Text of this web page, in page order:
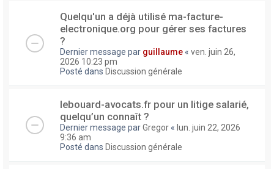
Quelqu'un a déjà utilisé ma-facture-
electronique.org pour gérer ses factures
?
Dernier message par guillaume « ven. juin 26,
2026 10:23 pm
Posté dans Discussion générale
lebouard-avocats.fr pour un litige salarié,
quelqu’un connaît ?
Dernier message parGregor « lun. juin 22, 2026
9:36 am
Posté dans Discussion générale